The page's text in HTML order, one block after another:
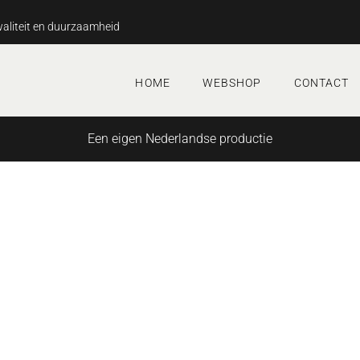
en duurzaamheid
HOME WEBSHOP CONTACT
Een eigen Nederlandse productie